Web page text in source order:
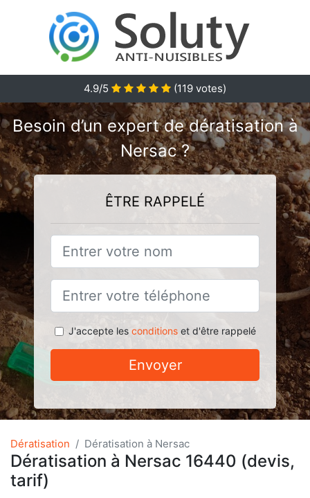
4.9/5 (119 votes)
Besoin d’un expert de dératisation à
Nersac ?
ÊTRE RAPPELÉ
J'accepte les conditionset d'être rappelé
Envoyer
Dératisation Dératisation à Nersac
Dératisation à Nersac 16440 (devis,
tarif)